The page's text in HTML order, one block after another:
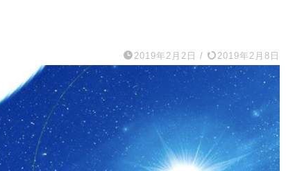
2019年2月2日 / 2019年2月8日